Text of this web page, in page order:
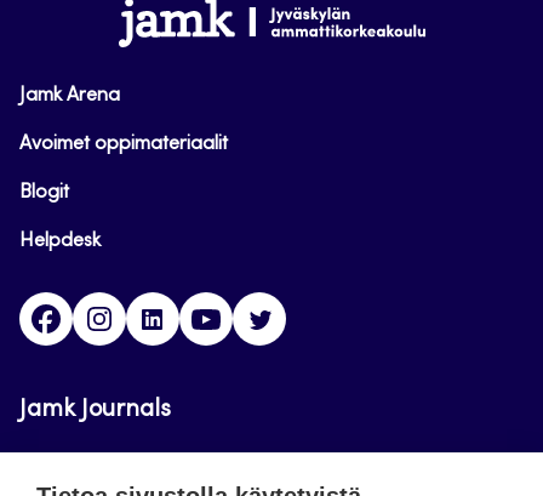
www.jamk.fi
Jamk Arena
Avoimet oppimateriaalit
Blogit
Helpdesk
FacebookInstagram
LinkedInYoutube
Jamk Journals